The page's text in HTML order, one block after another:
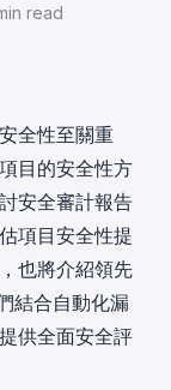
read
全性至關重
目的安全性方
安全審計報告
項目安全性提
也將介紹領先
結合自動化漏
供全面安全評